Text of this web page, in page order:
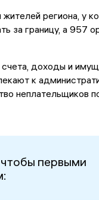
региона, у
за границу, а 957
доходы и
к
неплательщиков
первыми